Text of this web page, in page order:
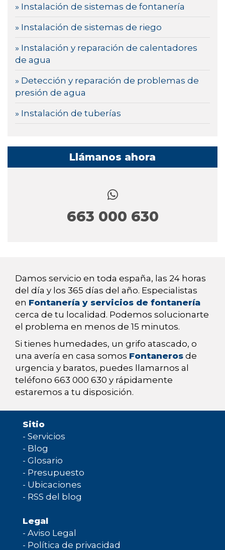
» Instalación de sistemas de fontanería
» Instalación de sistemas de riego
» Instalación y reparación de calentadores
de agua
» Detección y reparación de problemas de
presión de agua
» Instalación de tuberías
Llámanos ahora
663 000 630
Damos servicio en toda españa, las 24 horas
del día y los 365 días del año. Especialistas
en Fontanería y servicios de fontanería
cerca de tu localidad. Podemos solucionarte
el problema en menos de 15 minutos.
Si tienes humedades, un grifo atascado, o
una avería en casa somos Fontaneros de
urgencia y baratos, puedes llamarnos al
teléfono 663 000 630 y rápidamente
estaremos a tu disposición.
Sitio
- Servicios
- Blog
- Glosario
- Presupuesto
- Ubicaciones
- RSS del blog
Legal
- Aviso Legal
- Política de privacidad